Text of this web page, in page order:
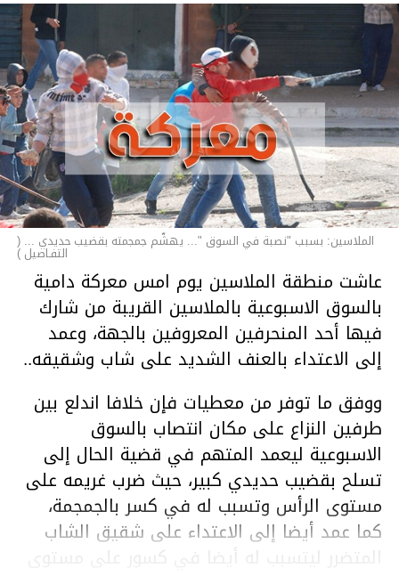
الملاسين: بسبب "نصبة في السوق "... يهشّم جمجمته بقضيب حديدي ... (
التفـاصيل )
عاشت منطقة الملاسين يوم امس معركة دامية
بالسوق الاسبوعية بالملاسين القريبة من شارك
فيها أحد المنحرفين المعروفين بالجهة، وعمد
إلى الاعتداء بالعنف الشديد على شاب وشقيقه..
ووفق ما توفر من معطيات فإن خلافا اندلع بين
طرفين النزاع على مكان انتصاب بالسوق
الاسبوعية ليعمد المتهم في قضية الحال إلى
تسلح بقضيب حديدي كبير، حيث ضرب غريمه على
مستوى الرأس وتسبب له في كسر بالجمجمة،
كما عمد أيضا إلى الاعتداء على شقيق الشاب
المتضرر ليتسبب له أيضا في كسور على مستوى